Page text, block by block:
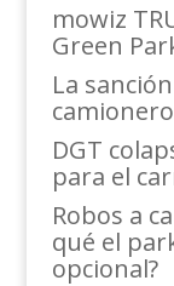
mowiz
Green
La
DGT
para el
Robos a
qué el
opcional?